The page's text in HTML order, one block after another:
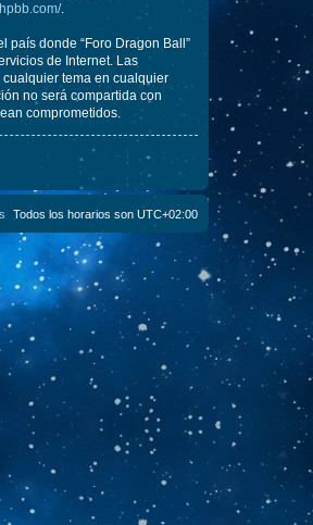
.
donde “Foro Dragon Ball”
de Internet. Las
cualquier tema en cualquier
no será compartida con
comprometidos.
Todos los horarios son UTC+02:00